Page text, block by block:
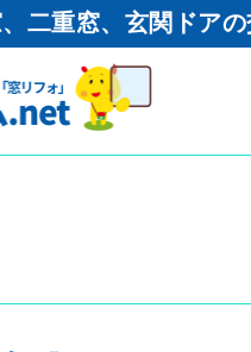
二重窓、玄関ドア
>工事ブログ
策工事